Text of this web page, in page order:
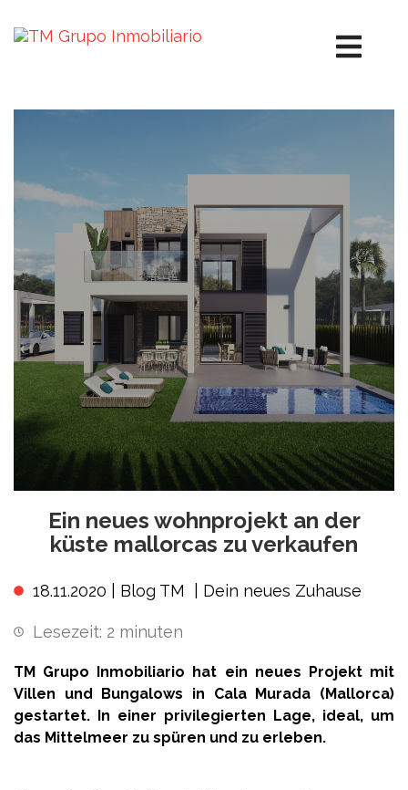
Ein neues wohnprojekt an der
küste mallorcas zu verkaufen
18.11.2020 | Blog TM Dein neues Zuhause
Lesezeit: 2 minuten
TM Grupo Inmobiliario hat ein neues Projekt mit
Villen und Bungalows in Cala Murada (Mallorca)
gestartet. In einer privilegierten Lage, ideal, um
das Mittelmeer zu spüren und zu erleben.